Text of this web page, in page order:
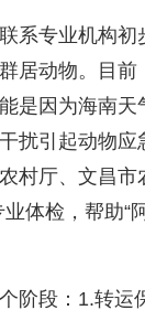
系专业机构初
居动物。目前
是因为海南
扰引起动物
村厅、文昌
体检，帮助“
阶段：1.转运